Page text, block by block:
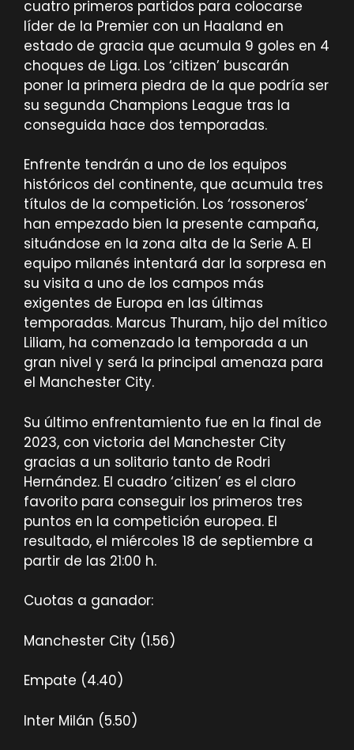
cuatro primeros partidos para colocarse
líder de la Premier con un Haaland en
estado de gracia que acumula 9 goles en 4
choques de Liga. Los ‘citizen’ buscarán
poner la primera piedra de la que podría ser
su segunda Champions League tras la
conseguida hace dos temporadas.
Enfrente tendrán a uno de los equipos
históricos del continente, que acumula tres
títulos de la competición. Los ‘rossoneros’
han empezado bien la presente campaña,
situándose en la zona alta de la Serie A. El
equipo milanés intentará dar la sorpresa en
su visita a uno de los campos más
exigentes de Europa en las últimas
temporadas. Marcus Thuram, hijo del mítico
Liliam, ha comenzado la temporada a un
gran nivel y será la principal amenaza para
el Manchester City.
Su último enfrentamiento fue en la final de
2023, con victoria del Manchester City
gracias a un solitario tanto de Rodri
Hernández. El cuadro ‘citizen’ es el claro
favorito para conseguir los primeros tres
puntos en la competición europea. El
resultado, el miércoles 18 de septiembre a
partir de las 21:00 h.
Cuotas a ganador:
Manchester City (1.56)
Empate (4.40)
Inter Milán (5.50)